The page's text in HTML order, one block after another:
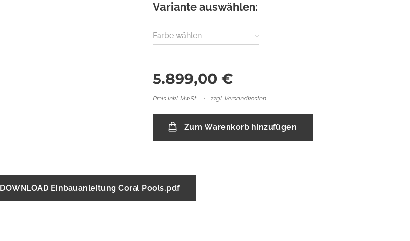
Variante auswählen:
Farbe wählen
5.899,00 €
Preis inkl. MwSt. zzgl. Versandkosten
Zum Warenkorb hinzufügen
DOWNLOAD Einbauanleitung Coral Pools.pdf